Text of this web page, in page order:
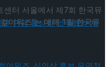
연 관광 활성화 업무협
터 서울에서 제7회 한국뮤
어워즈’는 매해 1월 한국뮤